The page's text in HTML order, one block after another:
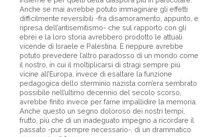
Anche se mai avrebbe potuto immaginare gli effetti
difficilmente reversibili -fra disamoramento, appunto, e
ripresa dell’antisemitismo- che sul rapporto con gli
ebrei e la loro storia avrebbero prodotto le attuali
vicende di Israele e Palestina. E neppure avrebbe
potuto prevedere l’altro paradosso di un mondo come
il nostro, in cui il moltiplicarsi di stragi sempre più
vicine all’Europa, invece di esaltare la funzione
pedagogica dello sterminio nazista com’era sembrato
possibile nell’ultimo decennio del secolo scorso,
avrebbe finito invece per farne impallidire la memoria.
Anche questo un segno doloroso dei nostri tempi,
frutto, più che di un inadeguato impegno a ricordare il
passato -pur sempre necessario-, di un drammatico